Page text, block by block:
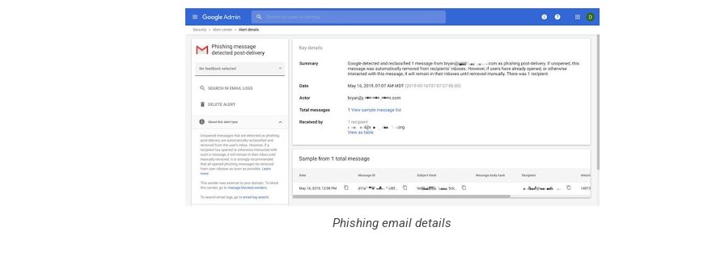
Phishing email details